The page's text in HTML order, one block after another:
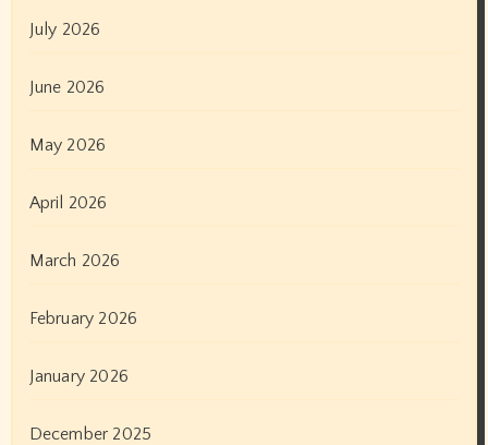
July 2026
June 2026
May 2026
April 2026
March 2026
February 2026
January 2026
December 2025